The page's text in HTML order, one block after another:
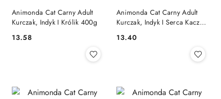
Animonda Cat Carny Adult
Kurczak, Indyk I Królik 400g
Cena:
13.58
Animonda Cat Carny Adult
Kurczak, Indyk I Serca Kaczki
Cena:
13.40